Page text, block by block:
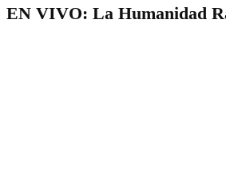
EN VIVO: La Humanidad